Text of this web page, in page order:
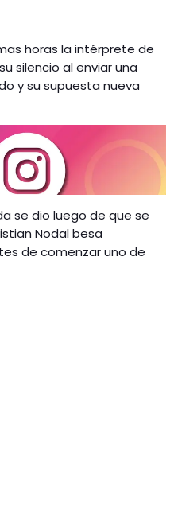
horas la intérprete de
silencio al enviar una
y su supuesta nueva
se dio luego de que se
Nodal besa
de comenzar uno de